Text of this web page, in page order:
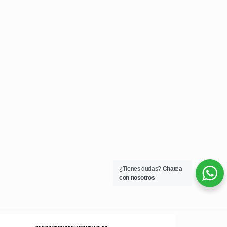
¿Tienes dudas? Chatea
con nosotros